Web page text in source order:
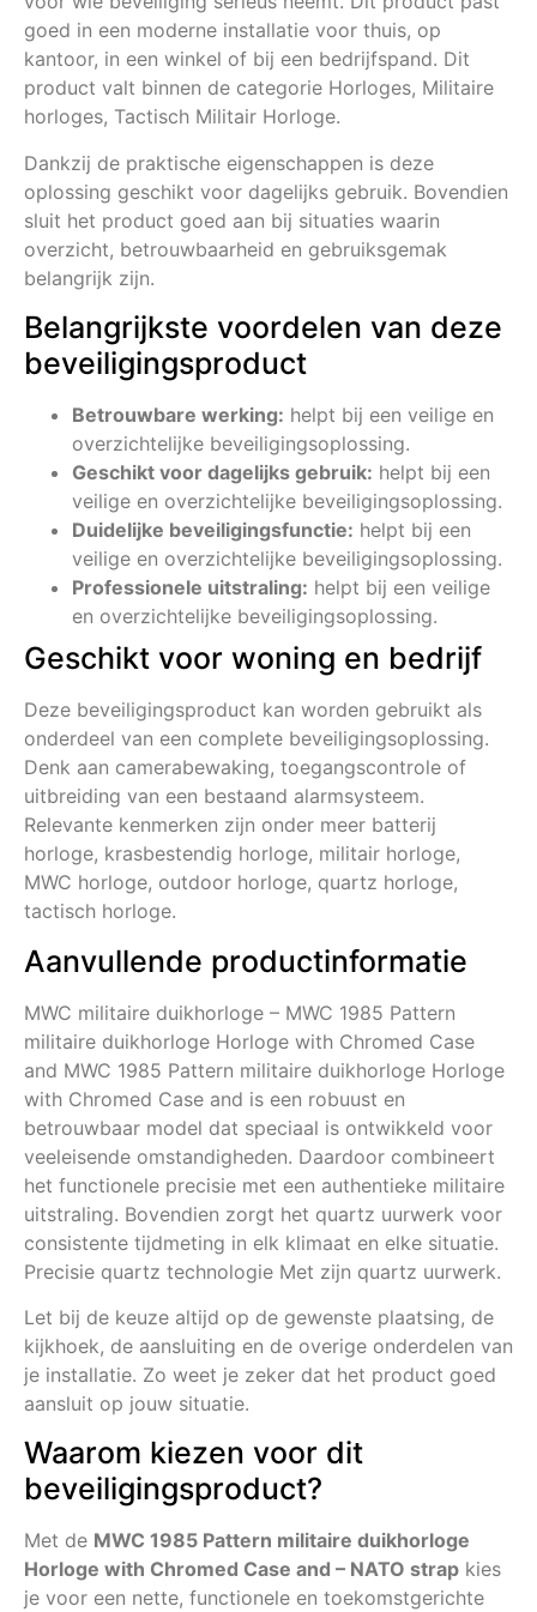
goed in een moderne installatie voor thuis, op
kantoor, in een winkel of bij een bedrijfspand. Dit
product valt binnen de categorie Horloges, Militaire
horloges, Tactisch Militair Horloge.
Dankzij de praktische eigenschappen is deze
oplossing geschikt voor dagelijks gebruik. Bovendien
sluit het product goed aan bij situaties waarin
overzicht, betrouwbaarheid en gebruiksgemak
belangrijk zijn.
Belangrijkste voordelen van deze
beveiligingsproduct
Betrouwbare werking: helpt bij een veilige en
overzichtelijke beveiligingsoplossing.
Geschikt voor dagelijks gebruik: helpt bij een
veilige en overzichtelijke beveiligingsoplossing.
Duidelijke beveiligingsfunctie: helpt bij een
veilige en overzichtelijke beveiligingsoplossing.
Professionele uitstraling: helpt bij een veilige
en overzichtelijke beveiligingsoplossing.
Geschikt voor woning en bedrijf
Deze beveiligingsproduct kan worden gebruikt als
onderdeel van een complete beveiligingsoplossing.
Denk aan camerabewaking, toegangscontrole of
uitbreiding van een bestaand alarmsysteem.
Relevante kenmerken zijn onder meer batterij
horloge, krasbestendig horloge, militair horloge,
MWC horloge, outdoor horloge, quartz horloge,
tactisch horloge.
Aanvullende productinformatie
MWC militaire duikhorloge – MWC 1985 Pattern
militaire duikhorloge Horloge with Chromed Case
and MWC 1985 Pattern militaire duikhorloge Horloge
with Chromed Case and is een robuust en
betrouwbaar model dat speciaal is ontwikkeld voor
veeleisende omstandigheden. Daardoor combineert
het functionele precisie met een authentieke militaire
uitstraling. Bovendien zorgt het quartz uurwerk voor
consistente tijdmeting in elk klimaat en elke situatie.
Precisie quartz technologie Met zijn quartz uurwerk.
Let bij de keuze altijd op de gewenste plaatsing, de
kijkhoek, de aansluiting en de overige onderdelen van
je installatie. Zo weet je zeker dat het product goed
aansluit op jouw situatie.
Waarom kiezen voor dit
beveiligingsproduct?
Met de MWC 1985 Pattern militaire duikhorloge
Horloge with Chromed Case and – NATO strap kies
je voor een nette, functionele en toekomstgerichte